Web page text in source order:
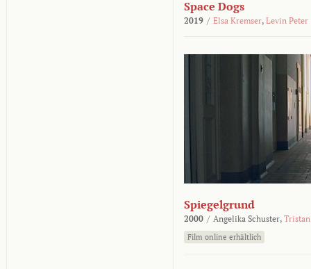
Space Dogs
2019 / Elsa Kremser, Levin Peter
Spiegelgrund
2000 / Angelika Schuster,
Film online erhältlich